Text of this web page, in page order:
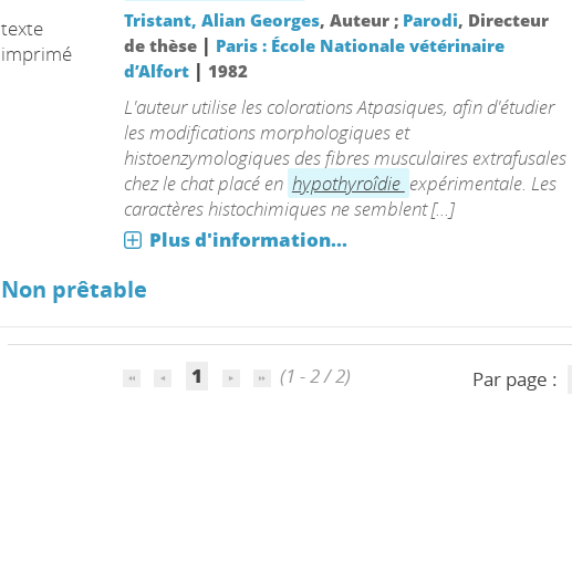
texte
imprimé
Tristant, Alian Georges, Auteur ; Parodi, Directeur
de thèse | Paris : École Nationale vétérinaire
d’Alfort| 1982
L'auteur utilise les colorations Atpasiques, afin d'étudier
les modifications morphologiques et
histoenzymologiques des fibres musculaires extrafusales
chez le chat placé en hypothyroîdie expérimentale. Les
caractères histochimiques ne semblent [...]
Plus d'information...
Non prêtable
1 (1 - 2 / 2) Par page :